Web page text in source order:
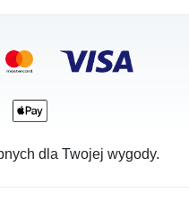
dla Twojej wygody.